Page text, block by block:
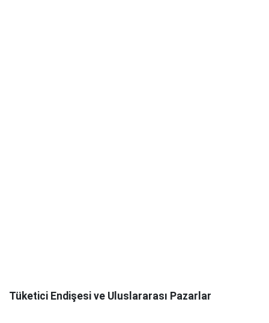
Tüketici Endişesi ve Uluslararası Pazarlar